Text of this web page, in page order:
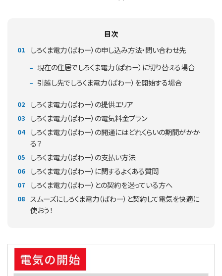
目次
しろくま電力（ぱわー）の申し込み方法・問い合わせ先
現在の住居でしろくま電力（ぱわー）に切り替える場合
引越し先でしろくま電力（ぱわー）を開始する場合
しろくま電力（ぱわー）の提供エリア
しろくま電力（ぱわー）の電気料金プラン
しろくま電力（ぱわー）の開通にはどれくらいの期間がかか
る？
しろくま電力（ぱわー）の支払い方法
しろくま電力（ぱわー）に関するよくある質問
しろくま電力（ぱわー）との契約を迷っている方へ
スムーズにしろくま電力（ぱわー）と契約して電気を快適に
使おう！